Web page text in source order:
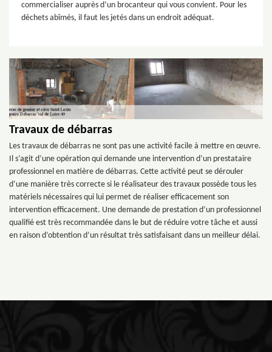
commercialiser auprès d’un brocanteur qui vous convient. Pour les
déchets abîmés, il faut les jetés dans un endroit adéquat.
Travaux de débarras
Les travaux de débarras ne sont pas une activité facile à mettre en œuvre.
Il s’agit d’une opération qui demande une intervention d’un prestataire
professionnel en matière de débarras. Cette activité peut se dérouler
d’une manière très correcte si le réalisateur des travaux possède tous les
matériels nécessaires qui lui permet de réaliser efficacement son
intervention efficacement. Une demande de prestation d’un professionnel
qualifié est très recommandée dans le but de réduire votre tâche et aussi
en raison d’obtention d’un résultat très satisfaisant dans un meilleur délai.